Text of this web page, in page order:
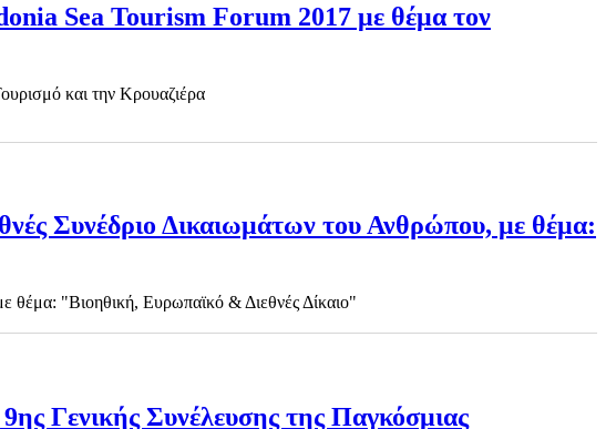
Sea Tourism Forum 2017 με θέμα τον
και την Κρουαζιέρα
Συνέδριο Δικαιωμάτων του Ανθρώπου, με θέμα:
θέμα: "Βιοηθική, Ευρωπαϊκό & Διεθνές Δίκαιο"
Γενικής Συνέλευσης της Παγκόσμιας